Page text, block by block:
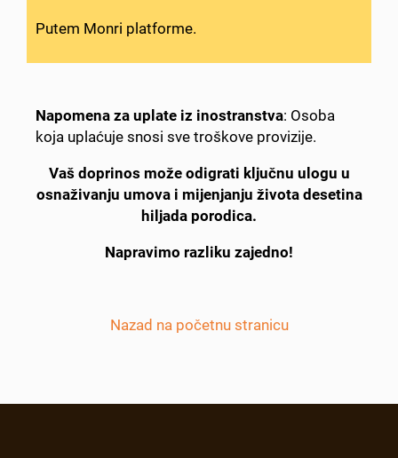
Putem Monri platforme.
Napomena za uplate iz inostranstva: Osoba
koja uplaćuje snosi sve troškove provizije.
Vaš doprinos može odigrati ključnu ulogu u
osnaživanju umova i mijenjanju života desetina
hiljada porodica.
Napravimo razliku zajedno!
Nazad na početnu stranicu